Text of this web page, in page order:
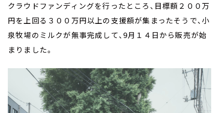
クラウドファンディングを行ったところ、目標額２００万
円を上回る３００万円以上の支援額が集まったそうで、小
泉牧場のミルクが無事完成して、9月１４日から販売が始
まりました。